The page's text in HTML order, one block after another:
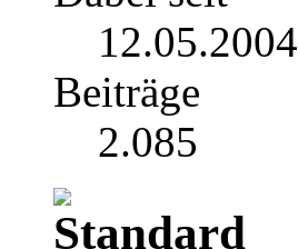
12.05.2004
Beiträge
2.085